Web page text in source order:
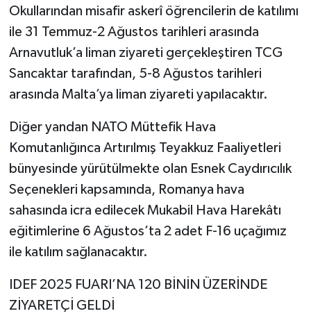
Okullarından misafir askerî öğrencilerin de katılımı
ile 31 Temmuz-2 Ağustos tarihleri arasında
Arnavutluk’a liman ziyareti gerçekleştiren TCG
Sancaktar tarafından, 5-8 Ağustos tarihleri
arasında Malta’ya liman ziyareti yapılacaktır.
Diğer yandan NATO Müttefik Hava
Komutanlığınca Artırılmış Teyakkuz Faaliyetleri
bünyesinde yürütülmekte olan Esnek Caydırıcılık
Seçenekleri kapsamında, Romanya hava
sahasında icra edilecek Mukabil Hava Harekâtı
eğitimlerine 6 Ağustos’ta 2 adet F-16 uçağımız
ile katılım sağlanacaktır.
IDEF 2025 FUARI’NA 120 BİNİN ÜZERİNDE
ZİYARETÇİ GELDİ